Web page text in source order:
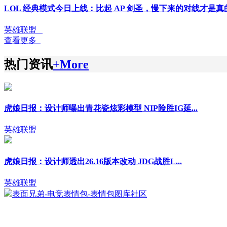
LOL 经典模式今日上线：比起 AP 剑圣，慢下来的对线才是真
英雄联盟
查看更多
热门资讯+More
虎娘日报：设计师曝出青花瓷炫彩模型 NIP险胜IG延...
英雄联盟
虎娘日报：设计师透出26.16版本改动 JDG战胜L...
英雄联盟
表面兄弟-电竞表情包-表情包图库社区